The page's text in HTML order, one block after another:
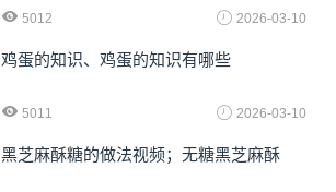
5012 2026-03-10
鸡蛋的知识、鸡蛋的知识有哪些
5011 2026-03-10
黑芝麻酥糖的做法视频；无糖黑芝麻酥